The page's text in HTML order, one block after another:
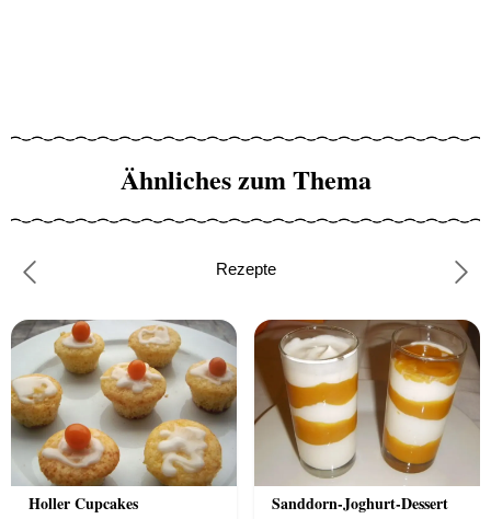
Ähnliches zum Thema
Rezepte
Holler Cupcakes Sanddorn-Joghurt-Dessert